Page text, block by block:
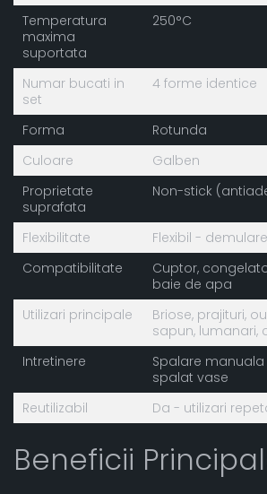
Temperatura
maxima
suportata
250°C
Numar bucati in
set
4 forme identice
Forma
Rotunda
Culoare
Galben
Proprietate
suprafata
Non-stick
Flexibilitate
Flexibil -
Compatibilitate
Cuptor,
baie de apa
Utilizari principale
Briose, prajituri,
sapun, lumanari,
Intretinere
Spalare
spalat vase
Reutilizabil
Da - utilizari
Beneficii